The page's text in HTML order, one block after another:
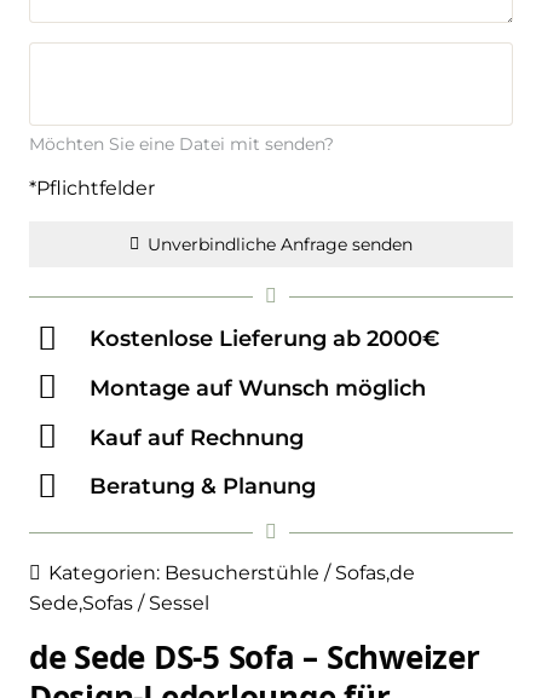
Möchten Sie eine Datei mit senden?
*Pflichtfelder
Unverbindliche Anfrage senden
Kostenlose Lieferung ab 2000€
Montage auf Wunsch möglich
Kauf auf Rechnung
Beratung & Planung
Kategorien: Besucherstühle / Sofas,de
Sede,Sofas / Sessel
de Sede DS-5 Sofa – Schweizer